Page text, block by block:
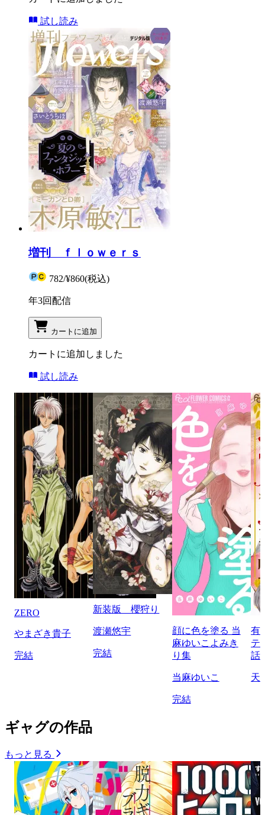
試し読み
増刊 ｆｌｏｗｅｒｓ
782/¥860(税込)
年3回配信
カートに追加
カートに追加しました
試し読み
ZERO
やまざき貴子
完結
新装版 櫻狩り
渡瀬悠宇
完結
顔に色を塗る 当
麻ゆいこよみき
り集
当麻ゆいこ
完結
有
テ
話
天
ギャグの作品
もっと見る